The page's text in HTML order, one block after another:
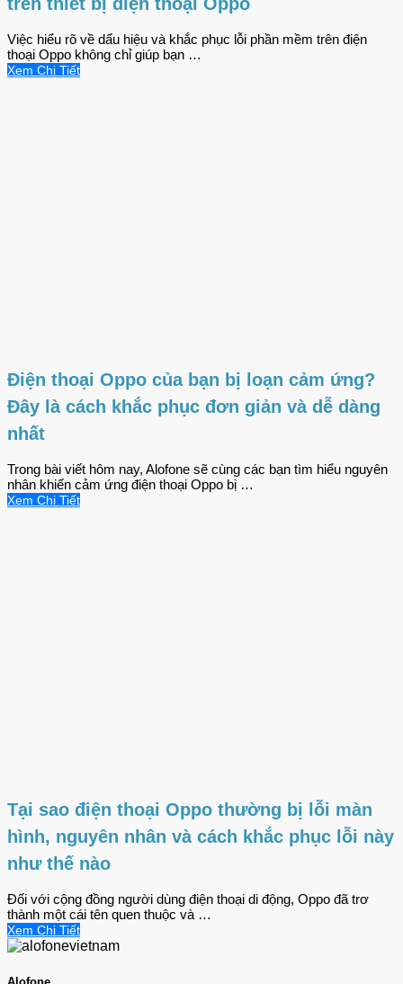
trên thiết bị điện thoại Oppo
Việc hiểu rõ về dấu hiệu và khắc phục lỗi phần mềm trên điện
thoại Oppo không chỉ giúp bạn …
Xem Chi Tiết
Điện thoại Oppo của bạn bị loạn cảm ứng?
Đây là cách khắc phục đơn giản và dễ dàng
nhất
Trong bài viết hôm nay, Alofone sẽ cùng các bạn tìm hiểu nguyên
nhân khiến cảm ứng điện thoại Oppo bị …
Xem Chi Tiết
Tại sao điện thoại Oppo thường bị lỗi màn
hình, nguyên nhân và cách khắc phục lỗi này
như thế nào
Đối với cộng đồng người dùng điện thoại di động, Oppo đã trơ
thành một cái tên quen thuộc và …
Xem Chi Tiết